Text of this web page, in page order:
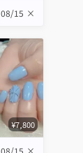
08/15 ×
¥7,800